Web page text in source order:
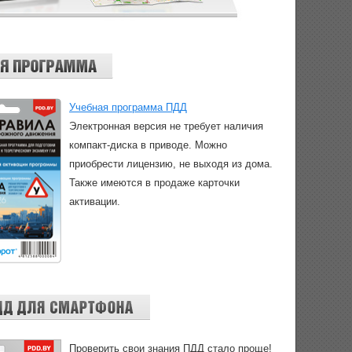
Учебная программа ПДД
Электронная версия не требует наличия
компакт-диска в приводе. Можно
приобрести лицензию, не выходя из дома.
Также имеются в продаже карточки
активации.
Проверить свои знания ПДД стало проще!